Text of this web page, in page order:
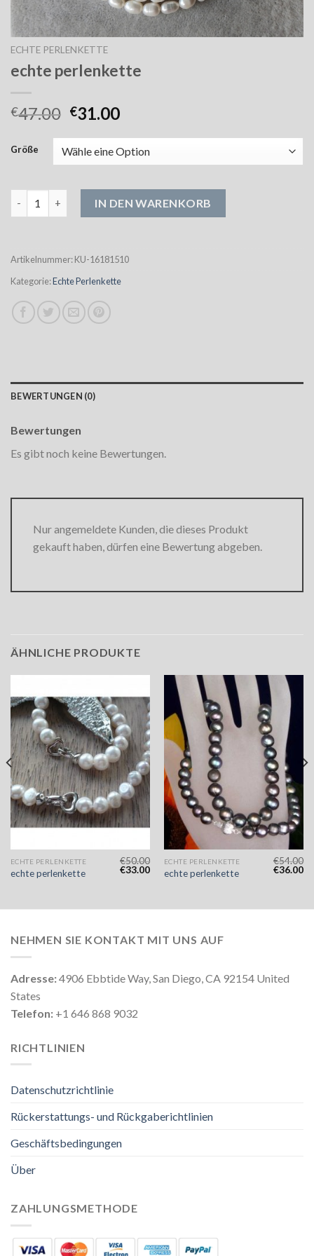
ECHTE PERLENKETTE
echte perlenkette
€47.00 €31.00
Größe
IN DEN WARENKORB
Artikelnummer:KU-16181510
Kategorie:Echte Perlenkette
BEWERTUNGEN (0)
Bewertungen
Es gibt noch keine Bewertungen.
Nur angemeldete Kunden, die dieses Produkt
gekauft haben, dürfen eine Bewertung abgeben.
ÄHNLICHE PRODUKTE
ECHTE PERLENKETTE
echte perlenkette
€50.00
€33.00
ECHTE PERLENKETTE
echte perlenkette
€54.00
€36.00
NEHMEN SIE KONTAKT MIT UNS AUF
Adresse:4906 Ebbtide Way, San Diego, CA 92154 United
States
Telefon: +1 646 868 9032
RICHTLINIEN
Datenschutzrichtlinie
Rückerstattungs- und Rückgaberichtlinien
Geschäftsbedingungen
Über
ZAHLUNGSMETHODE